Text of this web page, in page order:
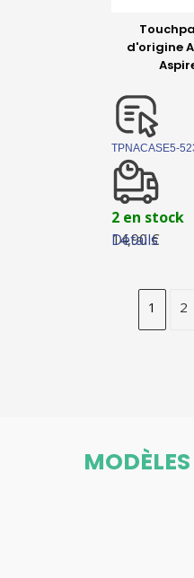
Détails
d'origine
TPNACASE5-
2 en stock
14,90 €
1 2